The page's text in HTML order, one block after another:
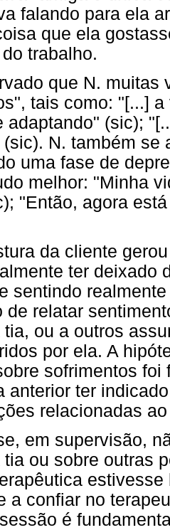
falando para ela
que ela
trabalho.
que N. muitas
tais como: "[...]
adaptando" (sic);
N. também se
uma fase de
melhor: "Minha
"Então, agora
da cliente
ter deixado
sentindo
de relatar
tia, ou a outros
por ela. A
sofrimentos
anterior ter
relacionadas
em supervisão,
tia ou sobre outras
a confiar no
é